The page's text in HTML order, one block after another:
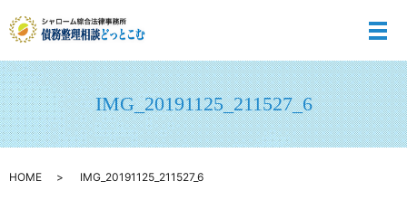
メ
IMG_20191125_211527_6
HOME IMG_20191125_211527_6